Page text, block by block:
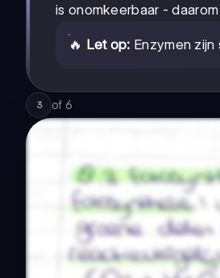
is onomkeerbaar -
🔥 Let op: Enzymen
3 of 6